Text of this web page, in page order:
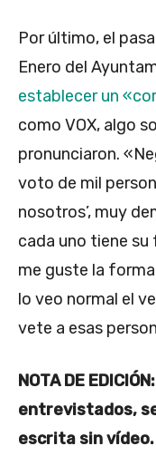
Por último, el
Enero del
establecer un
como VOX, algo
pronunciaron.
voto de mil
nosotros’, muy
cada uno tiene su
me guste la
lo veo normal el
vete a esas
NOTA DE
entrevistados,
escrita sin vídeo.